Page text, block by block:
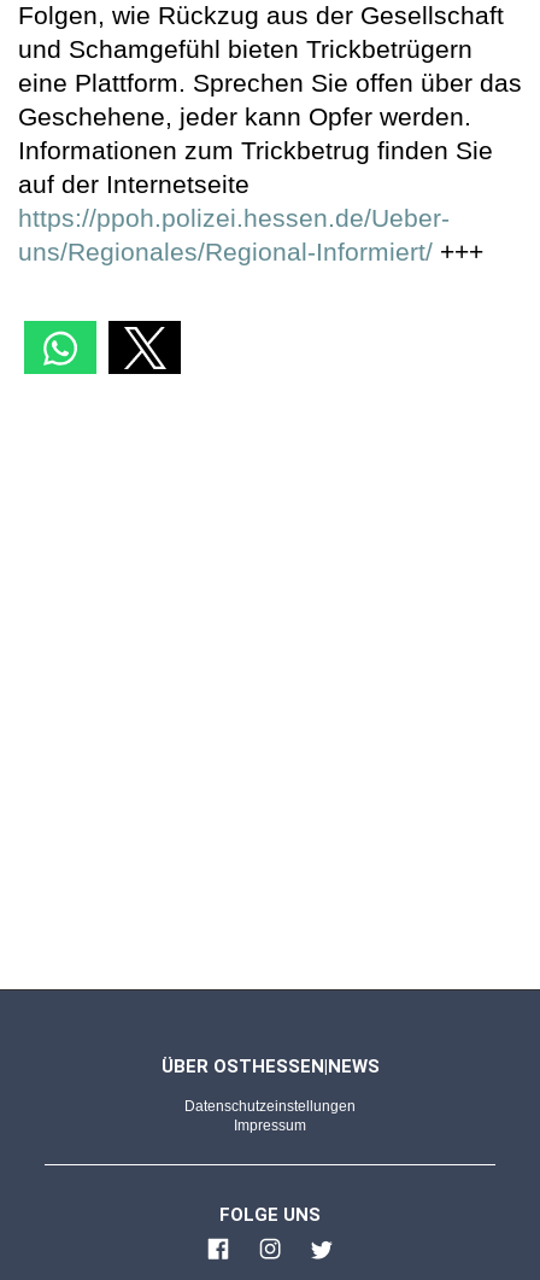
Folgen, wie Rückzug aus der Gesellschaft
und Schamgefühl bieten Trickbetrügern
eine Plattform. Sprechen Sie offen über das
Geschehene, jeder kann Opfer werden.
Informationen zum Trickbetrug finden Sie
auf der Internetseite
https://ppoh.polizei.hessen.de/Ueber-
uns/Regionales/Regional-Informiert/ +++
ÜBER OSTHESSEN|NEWS
Datenschutzeinstellungen
Impressum
FOLGE UNS